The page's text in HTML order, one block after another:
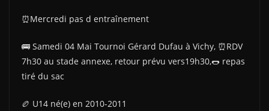
⏰Mercredi pas d entraînement
🚌 Samedi 04 Mai Tournoi Gérard Dufau à Vichy, ⏰RDV
7h30 au stade annexe, retour prévu vers19h30,🌭 repas
tiré du sac
🏉 U14 né(e) en 2010-2011